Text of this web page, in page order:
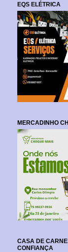
EQS ELÉTRICA
MERCADINHO
CASA DE
CONFIANÇA